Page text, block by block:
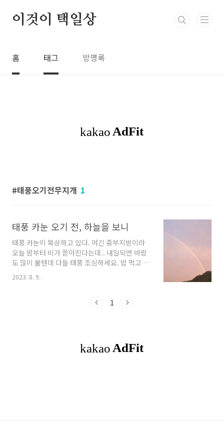
이것이 택일상
홈 태그 방명록
태풍오기전무지개 1
태풍 카눈 오기 전, 하늘을 보니
태풍 카눈이 북상하고 있다. 여긴 중부지방이라
오늘 밤부터 비가 쏟아진다는데.. 내일되면 바람
도 많이 불텐데 다들 태풍 조심하세요. 밥 먹고 쉬
고 있다가 해지기 전 둘째가 "무지개다~~~" 이러
는게 아닌가?? 어!!!! 하늘을 보니... 무지개가 쫘
아서 창을 열고 다시 사진을 찍었다. 역시나... 저
무지개가 보이는건 처음인거 같다. 마지막으로
2023. 8. 9.
1